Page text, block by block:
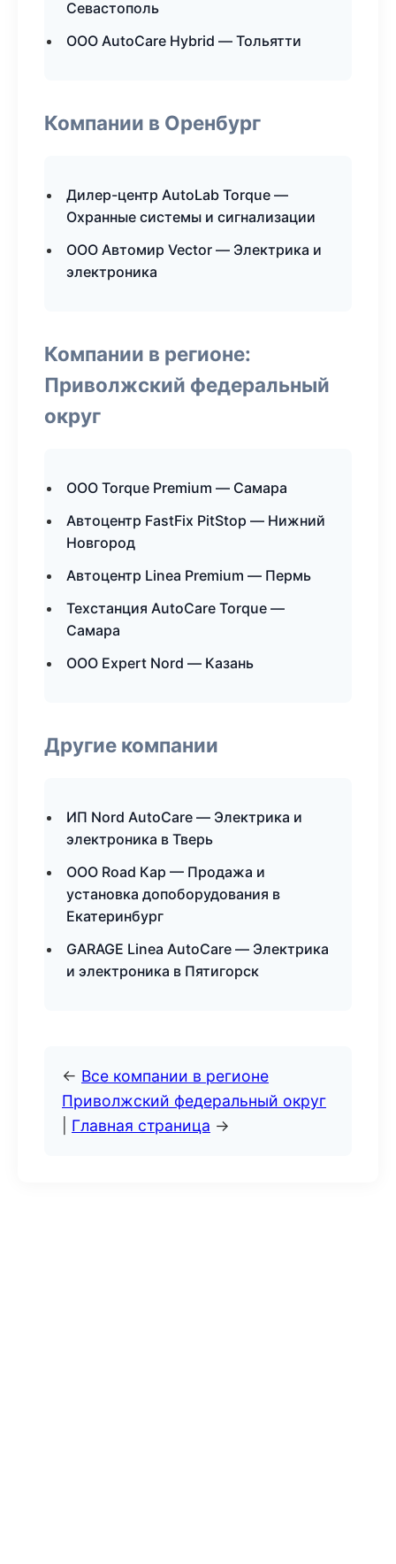
Севастополь
ООО AutoCare Hybrid — Тольятти
Компании в Оренбург
Дилер-центр AutoLab Torque —
Охранные системы и сигнализации
ООО Автомир Vector — Электрика и
электроника
Компании в регионе:
Приволжский федеральный
округ
ООО Torque Premium — Самара
Автоцентр FastFix PitStop — Нижний
Новгород
Автоцентр Linea Premium — Пермь
Техстанция AutoCare Torque —
Самара
ООО Expert Nord — Казань
Другие компании
ИП Nord AutoCare — Электрика и
электроника в Тверь
ООО Road Кар — Продажа и
установка допоборудования в
Екатеринбург
GARAGE Linea AutoCare — Электрика
и электроника в Пятигорск
← Все компании в регионе
Приволжский федеральный округ
Главная страница →